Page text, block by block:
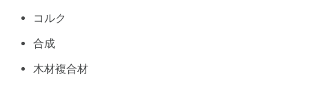
コルク
合成
木材複合材